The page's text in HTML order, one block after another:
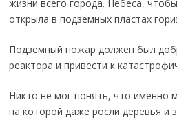
жизни всего города. Небеса,
открыла в подземных пластах
Подземный пожар должен был
реактора и привести к
Никто не мог понять, что именно
на которой даже росли деревья и